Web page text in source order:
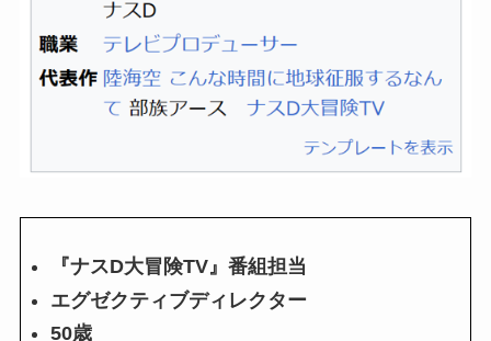
『ナスD大冒険TV』番組担当
エグゼクティブディレクター
50歳